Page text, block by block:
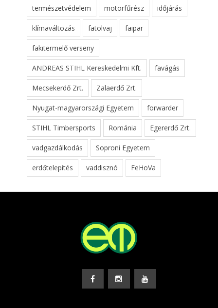
természetvédelem motorfűrész időjárás
klímaváltozás fatolvaj faipar
fakitermelő verseny
ANDREAS STIHL Kereskedelmi Kft. favágás
Mecsekerdő Zrt. Zalaerdő Zrt.
Nyugat-magyarországi Egyetem forwarder
STIHL Timbersports Románia Egererdő Zrt.
vadgazdálkodás Soproni Egyetem
erdőtelepítés vaddisznó FeHoVa